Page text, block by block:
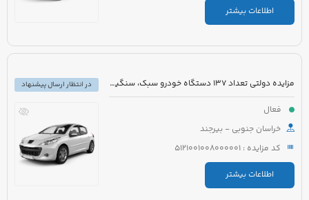
اطلاعات بیشتر
مزایده دولتی تعداد 137 دستگاه خودرو سبک، سنگین و موتورسیکلت قابل شماره گذاری و غیر قابل شماره گذاری
فعال
خراسان جنوبی - بیرجند
کد مزایده : 5121001008000001
اطلاعات بیشتر
در انتظار ارسال پیشنهاد